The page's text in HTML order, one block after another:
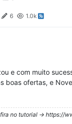
6 1.0k
e com muito
boas ofertas, e
no tutorial -> https://